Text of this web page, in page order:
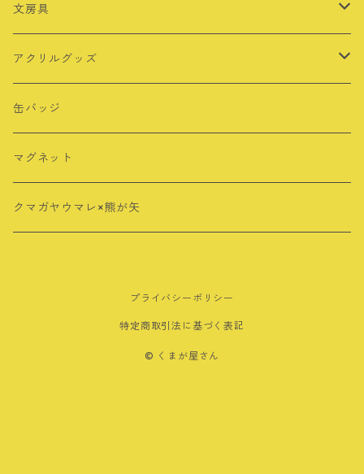
Tシャツ
バッグ
その他
ロングTシャツ
文房具
定規
シール・ステッカー
ポストカード
クリアファイル
アクリルグッズ
キーホルダー
アクリルスタンド
クリップ
缶バッジ
マグネット
クマガヤウマレ×熊が矢
プライバシーポリシー
特定商取引法に基づく表記
© くまが屋さん